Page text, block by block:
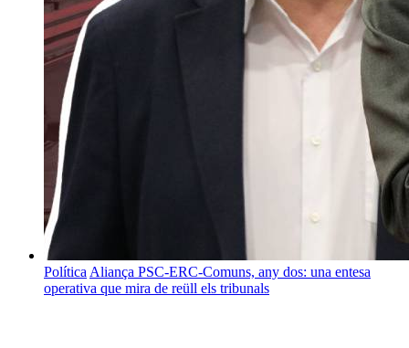
Política Aliança PSC-ERC-Comuns, any dos: una entesa
operativa que mira de reüll els tribunals